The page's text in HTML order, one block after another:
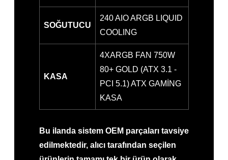
SOĞUTUCU
240 AIO ARGB LIQUID
COOLING
KASA
4XARGB FAN 750W
80+ GOLD (ATX 3.1 -
PCI 5.1) ATX GAMİNG
KASA
Bu ilanda sistem OEM parçaları tavsiye
edilmektedir, alıcı tarafından seçilen